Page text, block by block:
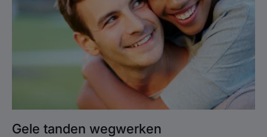
Gele tanden wegwerken